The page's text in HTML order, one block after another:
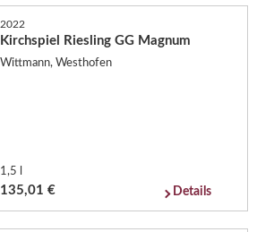
2022
Kirchspiel Riesling GG Magnum
Wittmann, Westhofen
1,5 l
135,01 € Details